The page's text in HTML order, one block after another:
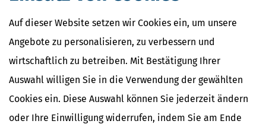
Auf dieser Website setzen wir Cookies ein, um unsere
Angebote zu personalisieren, zu verbessern und
wirtschaftlich zu betreiben. Mit Bestätigung Ihrer
Auswahl willigen Sie in die Verwendung der gewählten
Cookies ein. Diese Auswahl können Sie jederzeit ändern
oder Ihre Einwilligung widerrufen, indem Sie am Ende